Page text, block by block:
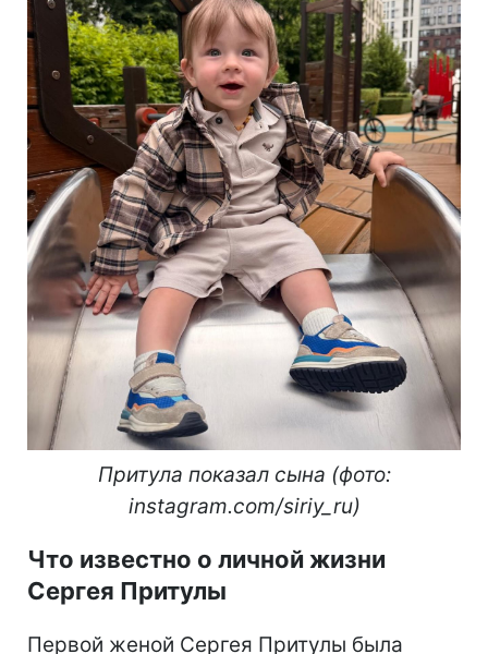
Притула показал сына (фото:
instagram.com/siriy_ru)
Что известно о личной жизни
Сергея Притулы
Первой женой Сергея Притулы была